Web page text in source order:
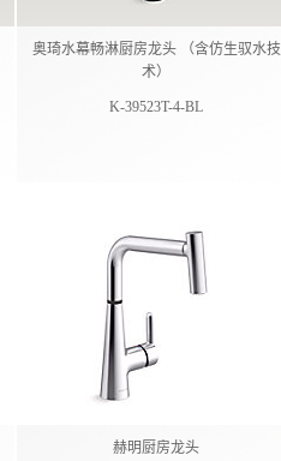
奥琦水幕畅淋厨房龙头 （含仿生驭水技
术）
K-39523T-4-BL
赫明厨房龙头